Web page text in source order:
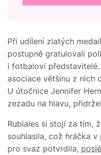
Při udílení zlatých
postupně gratulovali
i fotbaloví
asociace většinu z nich
U útočnice Jennifer
zezadu na hlavu,
Rubiales si stojí za tím,
souhlasila, což hráčka
pro svaz potvrdila,